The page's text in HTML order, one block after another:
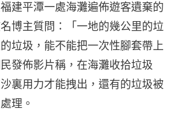
建平潭一處海灘遍佈遊客遺棄的
博主質問：「一地的幾公里的垃
垃圾，能不能把一次性腳套帶上
發佈影片稱，在海灘收拾垃圾
裏用力才能拽出，還有的垃圾被
理。